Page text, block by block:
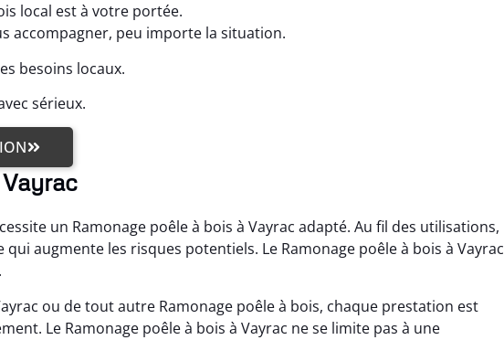
local est à votre portée.
accompagner, peu importe la situation.
besoins locaux.
sérieux.
un Ramonage poêle à bois à Vayrac adapté. Au fil des utilisations,
augmente les risques potentiels. Le Ramonage poêle à bois à Vayrac
ou de tout autre Ramonage poêle à bois, chaque prestation est
Le Ramonage poêle à bois à Vayrac ne se limite pas à une